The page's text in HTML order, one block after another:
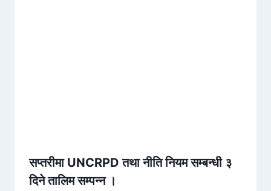
सप्तरीमा UNCRPD तथा नीति नियम सम्बन्धी ३
दिने तालिम सम्पन्न ।